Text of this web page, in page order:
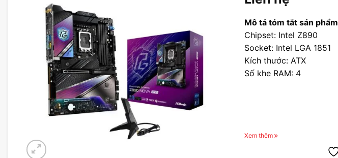
Mô tả tóm tắt sản phẩm
Chipset: Intel Z890
Socket: Intel LGA 1851
Kích thước: ATX
Số khe RAM: 4
Xem thêm